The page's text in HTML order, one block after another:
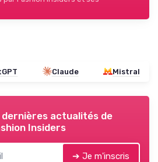
Claude Mistral
dernières actualités de
Insiders
➔ Je m'inscris